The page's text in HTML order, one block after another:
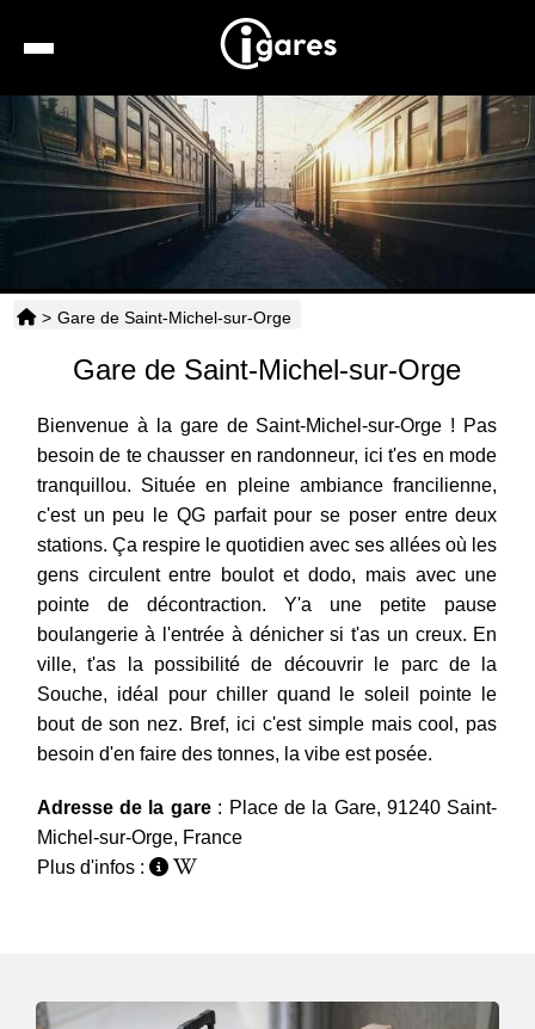
Recherche
Location de voiture
Hôtels
Taxis
Transports
> Gare de Saint-Michel-sur-Orge
Gare de Saint-Michel-sur-Orge
Bienvenue à la gare de Saint-Michel-sur-Orge ! Pas
besoin de te chausser en randonneur, ici t'es en mode
tranquillou. Située en pleine ambiance francilienne,
c'est un peu le QG parfait pour se poser entre deux
stations. Ça respire le quotidien avec ses allées où les
gens circulent entre boulot et dodo, mais avec une
pointe de décontraction. Y'a une petite pause
boulangerie à l'entrée à dénicher si t'as un creux. En
ville, t'as la possibilité de découvrir le parc de la
Souche, idéal pour chiller quand le soleil pointe le
bout de son nez. Bref, ici c'est simple mais cool, pas
besoin d'en faire des tonnes, la vibe est posée.
Adresse de la gare : Place de la Gare, 91240 Saint-
Michel-sur-Orge, France
Plus d'infos :